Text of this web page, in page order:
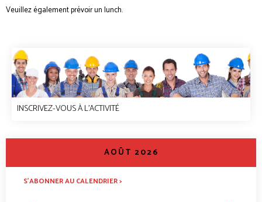
Veuillez également prévoir un lunch.
INSCRIVEZ-VOUS À L'ACTIVITÉ
AOÛT 2026
S’ABONNER AU CALENDRIER >